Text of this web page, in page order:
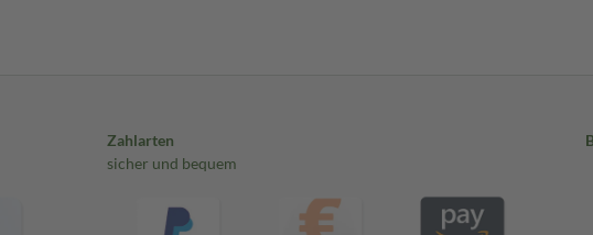
Zahlarten
sicher und bequem